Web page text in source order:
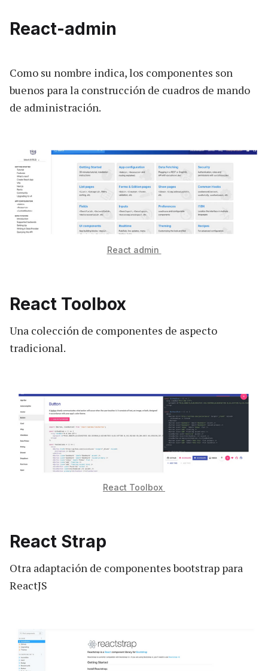
React-admin
Como su nombre indica, los componentes son
buenos para la construcción de cuadros de mando
de administración.
React admin
React Toolbox
Una colección de componentes de aspecto
tradicional.
React Toolbox
React Strap
Otra adaptación de componentes bootstrap para
ReactJS